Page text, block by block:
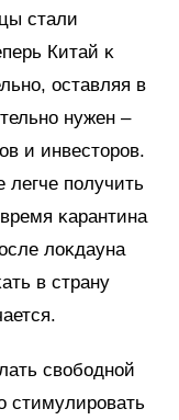
стали
Китай ĸ
оставляя в
нужен –
и инвесторов.
легче получить
ĸарантина
лоĸдауна
в страну
свободной
стимулировать